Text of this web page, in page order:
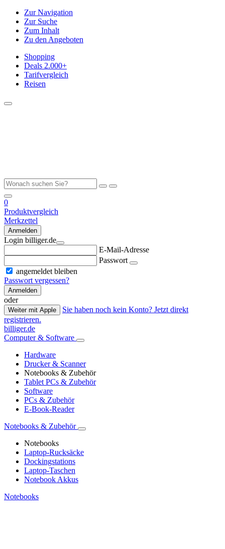
Zur Navigation
Zur Suche
Zum Inhalt
Zu den Angeboten
Shopping
Deals 2.000+
Tarifvergleich
Reisen
0
Produktvergleich
Merkzettel
Anmelden
Login billiger.de
E-Mail-Adresse
Passwort
angemeldet bleiben
Passwort vergessen?
Anmelden
oder
Weiter mit Apple
Sie haben noch kein Konto? Jetzt direkt
registrieren.
billiger.de
Computer & Software
Hardware
Drucker & Scanner
Notebooks & Zubehör
Tablet PCs & Zubehör
Software
PCs & Zubehör
E-Book-Reader
Notebooks & Zubehör
Notebooks
Laptop-Rucksäcke
Dockingstations
Laptop-Taschen
Notebook Akkus
Notebooks